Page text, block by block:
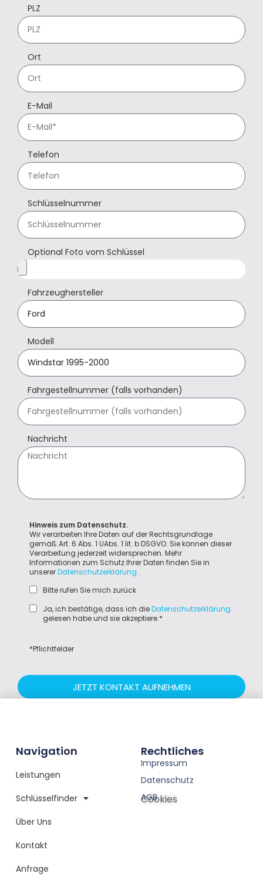
PLZ
Ort
E-Mail
Telefon
Schlüsselnummer
Optional Foto vom Schlüssel
Fahrzeughersteller
Modell
Fahrgestellnummer (falls vorhanden)
Nachricht
Hinweis zum Datenschutz.
Wir verarbeiten Ihre Daten auf der Rechtsgrundlage
gemäß Art. 6 Abs. 1 UAbs. 1 lit. b DSGVO. Sie können dieser
Verarbeitung jederzeit widersprechen. Mehr
Informationen zum Schutz Ihrer Daten finden Sie in
unsererDatenschutzerklärung .
Bitte rufen Sie mich zurück
Ja, ich bestätige, dass ich dieDatenschutzerklärung
gelesen habe und sie akzeptiere.*
*Pflichtfelder
JETZT KONTAKT AUFNEHMEN
Navigation
Leistungen
Schlüsselfinder
Über Uns
Kontakt
Anfrage
Rechtliches
Impressum
Datenschutz
AGB
Cookies